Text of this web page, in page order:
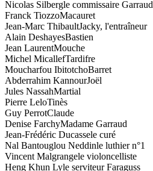
Nicolas Silbergle commissaire Garraud
Franck TiozzoMacauret
Jean-Marc ThibaultJacky, l'entraîneur
Alain DeshayesBastien
Jean LaurentMouche
Michel MicallefTardifre
Moucharfou IbitotchoBarret
Abderrahim KannourJoël
Jules NassahMartial
Pierre LeloTinès
Guy PerrotClaude
Denise FarchyMadame Garraud
Jean-Frédéric Ducassele curé
Nal Bantouglou Neddinle luthier n°1
Vincent Malgrangele violoncelliste
Heng Khun Lyle serviteur Faraguss